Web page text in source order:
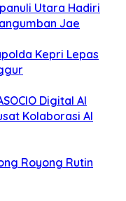
Utara Hadiri
Jae
Kepri Lepas
Digital AI
Kolaborasi AI
Royong Rutin